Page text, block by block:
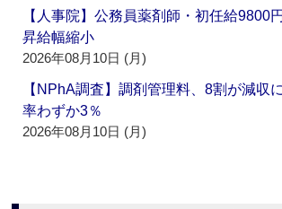
【人事院】公務員薬剤師・初任給9800
昇給幅縮小
2026年08月10日 (月)
【NPhA調査】調剤管理料、8割が減収
率わずか3％
2026年08月10日 (月)